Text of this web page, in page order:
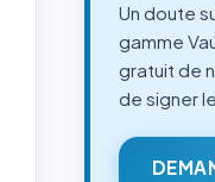
Un doute
gamme
gratuit de
de signer